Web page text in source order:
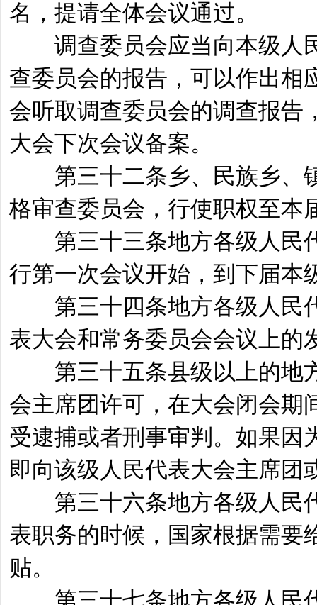
名，提请全体会议通过。
调查委员会应当向本级人民
查委员会的报告，可以作出相
会听取调查委员会的调查报告
大会下次会议备案。
第三十二条乡、民族乡、镇
格审查委员会，行使职权至本
第三十三条地方各级人民代
行第一次会议开始，到下届本
第三十四条地方各级人民代
表大会和常务委员会会议上的
第三十五条县级以上的地方
会主席团许可，在大会闭会期
受逮捕或者刑事审判。如果因
即向该级人民代表大会主席团
第三十六条地方各级人民代
表职务的时候，国家根据需要
贴。